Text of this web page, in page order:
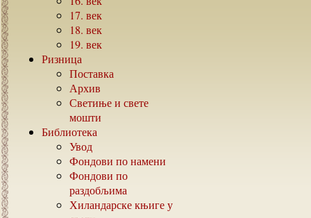
17. век
18. век
19. век
Ризница
Поставка
Архив
Светиње и свете
мошти
Библиотека
Увод
Фондови по намени
Фондови по
раздобљима
Хиландарске књиге у